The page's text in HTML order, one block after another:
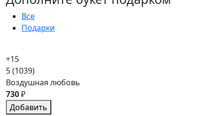
Все
Подарки
+15
5(1039)
Воздушная любовь
730₽
Добавить